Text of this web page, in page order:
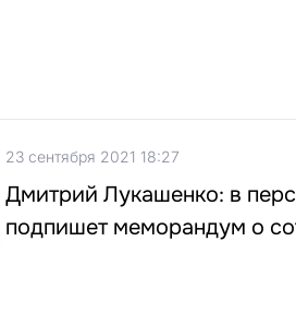
23 сентября 2021 18:27
Дмитрий Лукашенко: в
подпишет меморандум о